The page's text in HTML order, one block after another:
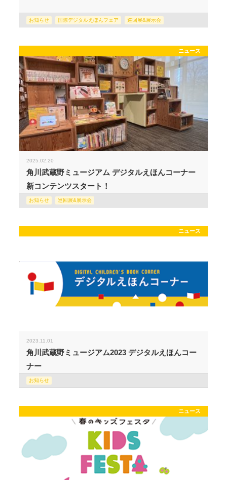
お知らせ 国際デジタルえほんフェア 巡回展&展示会
ニュース
2025.02.20
角川武蔵野ミュージアム デジタルえほんコーナー
新コンテンツスタート！
お知らせ 巡回展&展示会
ニュース
2023.11.01
角川武蔵野ミュージアム2023 デジタルえほんコー
ナー
お知らせ
ニュース